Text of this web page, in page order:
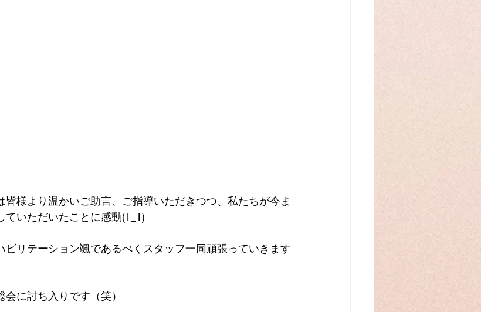
様より温かいご助言、ご指導いただきつつ、私たちが今ま
いただいたことに感動(T_T)
ビリテーション颯であるべくスタッフ一同頑張っていきます
に討ち入りです（笑）